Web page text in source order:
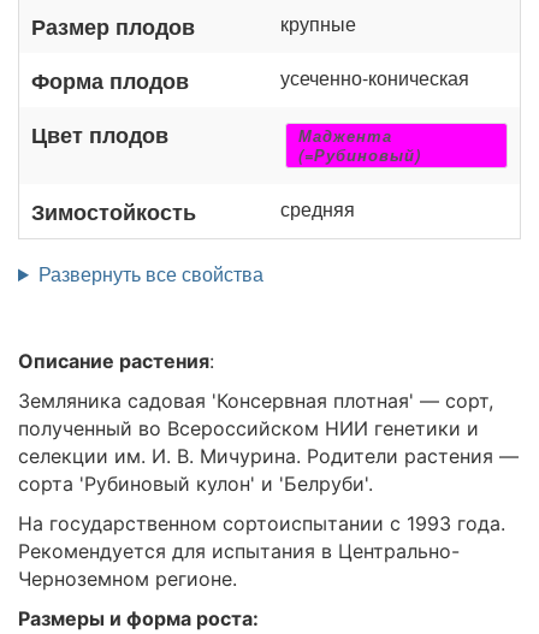
Размер плодов крупные
Форма плодов усеченно-коническая
Цвет плодов
Маджента
(=Рубиновый)
Зимостойкость средняя
Развернуть все свойства
Описание растения:
Земляника садовая 'Консервная плотная' — сорт,
полученный во Всероссийском НИИ генетики и
селекции им. И. В. Мичурина. Родители растения —
сорта 'Рубиновый кулон' и 'Белруби'.
На государственном сортоиспытании с 1993 года.
Рекомендуется для испытания в Центрально-
Черноземном регионе.
Размеры и форма роста: